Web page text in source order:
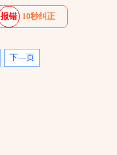
报错 10秒纠正
下—页